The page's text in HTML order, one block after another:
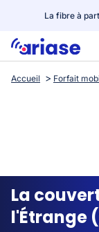
La fibre à
Box internet
Streaming
Accueil Forfait
La
l'Étrange